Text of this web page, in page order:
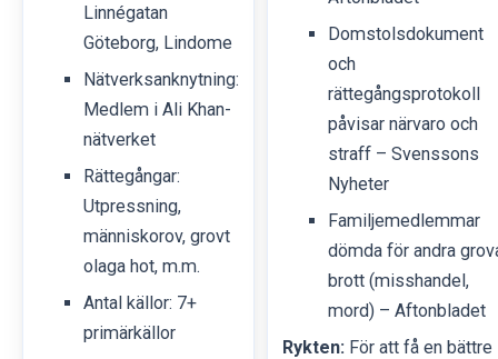
Linnégatan
Göteborg, Lindome
Nätverksanknytning:
Medlem i Ali Khan-
nätverket
Rättegångar:
Utpressning,
människorov, grovt
olaga hot, m.m.
Antal källor: 7+
primärkällor
Domstolsdokument
och
rättegångsprotokoll
påvisar närvaro och
straff – Svenssons
Nyheter
Familjemedlemmar
dömda för andra
brott (misshandel,
mord) – Aftonbladet
Rykten:För att få en bättre